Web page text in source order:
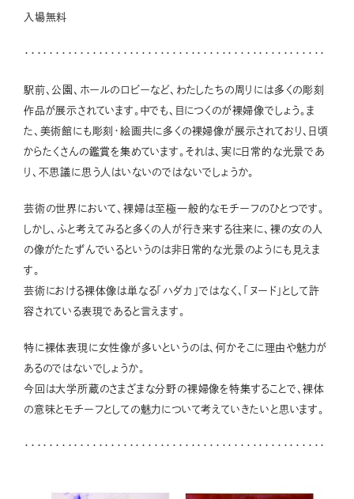
入場無料
・・・・・・・・・・・・・・・・・・・・・・・・・・・・・・・・・・・・・・・・・・・・・・・・・
駅前、公園、ホールのロビーなど、わたしたちの周りには多くの彫刻
作品が展示されています。中でも、目につくのが裸婦像でしょう。ま
た、美術館にも彫刻・絵画共に多くの裸婦像が展示されており、日頃
からたくさんの鑑賞を集めています。それは、実に日常的な光景であ
り、不思議に思う人はいないのではないでしょうか。
芸術の世界において、裸婦は至極一般的なモチーフのひとつです。
しかし、ふと考えてみると多くの人が行き来する往来に、裸の女の人
の像がたたずんでいるというのは非日常的な光景のようにも見えま
す。
芸術における裸体像は単なる「ハダカ」ではなく、「ヌード」として許
容されている表現であると言えます。
特に裸体表現に女性像が多いというのは、何かそこに理由や魅力が
あるのではないでしょうか。
今回は大学所蔵のさまざまな分野の裸婦像を特集することで、裸体
の意味とモチーフとしての魅力について考えていきたいと思います。
・・・・・・・・・・・・・・・・・・・・・・・・・・・・・・・・・・・・・・・・・・・・・・・・・